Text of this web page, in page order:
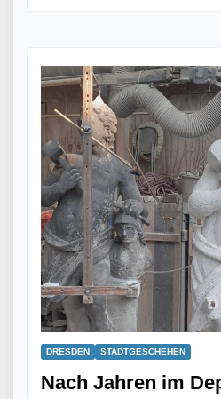
DRESDEN STADTGESCHEHEN
Nach Jahren im